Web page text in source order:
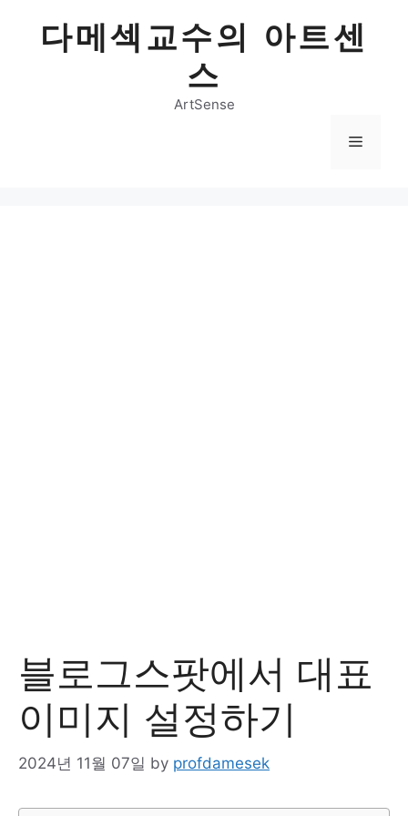
다메섹교수의 아트센
스
ArtSense
Menu
블로그스팟에서 대표
이미지 설정하기
2024년 11월 07일 by profdamesek